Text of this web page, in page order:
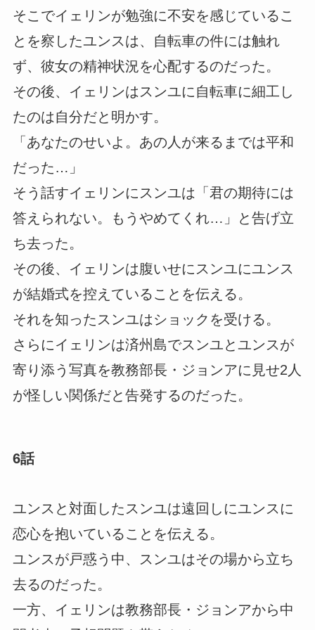
そこでイェリンが勉強に不安を感じているこ
とを察したユンスは、自転車の件には触れ
ず、彼女の精神状況を心配するのだった。
その後、イェリンはスンユに自転車に細工し
たのは自分だと明かす。
「あなたのせいよ。あの人が来るまでは平和
だった…」
そう話すイェリンにスンユは「君の期待には
答えられない。もうやめてくれ…」と告げ立
ち去った。
その後、イェリンは腹いせにスンユにユンス
が結婚式を控えていることを伝える。
それを知ったスンユはショックを受ける。
さらにイェリンは済州島でスンユとユンスが
寄り添う写真を教務部長・ジョンアに見せ2人
が怪しい関係だと告発するのだった。
6話
ユンスと対面したスンユは遠回しにユンスに
恋心を抱いていることを伝える。
ユンスが戸惑う中、スンユはその場から立ち
去るのだった。
一方、イェリンは教務部長・ジョンアから中